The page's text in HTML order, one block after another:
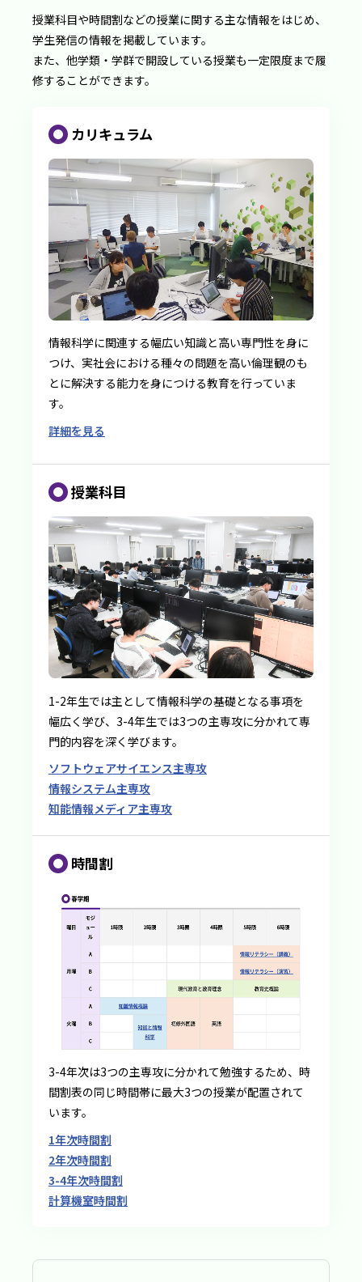
授業科目や時間割などの授業に関する主な情報をはじめ、
学生発信の情報を掲載しています。
また、他学類・学群で開設している授業も一定限度まで履
修することができます。
カリキュラム
情報科学に関連する幅広い知識と高い専門性を身に
つけ、実社会における種々の問題を高い倫理観のも
とに解決する能力を身につける教育を行っていま
す。
詳細を見る
授業科目
1-2年生では主として情報科学の基礎となる事項を
幅広く学び、3-4年生では3つの主専攻に分かれて専
門的内容を深く学びます。
ソフトウェアサイエンス主専攻
情報システム主専攻
知能情報メディア主専攻
時間割
3-4年次は3つの主専攻に分かれて勉強するため、時
間割表の同じ時間帯に最大3つの授業が配置されて
います。
1年次時間割
2年次時間割
3-4年次時間割
計算機室時間割